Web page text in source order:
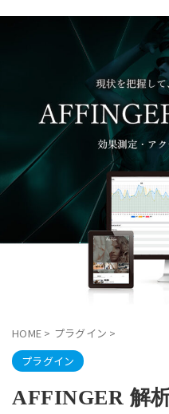
HOME > プラグイン >
プラグイン
AFFINGER 解